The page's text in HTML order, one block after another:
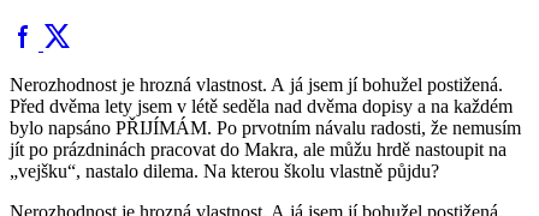
Nerozhodnost je hrozná vlastnost. A já jsem jí bohužel postižená.
Před dvěma lety jsem v létě seděla nad dvěma dopisy a na každém
bylo napsáno PŘIJÍMÁM. Po prvotním návalu radosti, že nemusím
jít po prázdninách pracovat do Makra, ale můžu hrdě nastoupit na
„vejšku“, nastalo dilema. Na kterou školu vlastně půjdu?
Nerozhodnost je hrozná vlastnost. A já jsem jí bohužel postižená.